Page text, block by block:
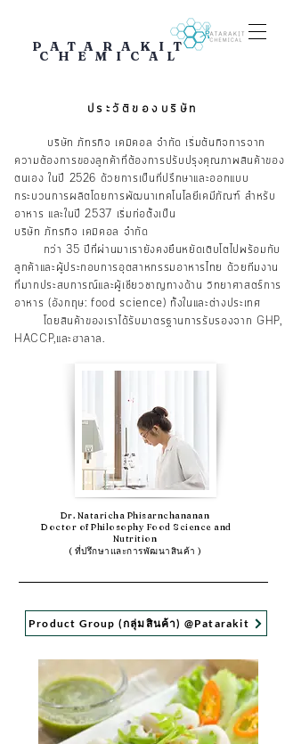
PATARAKIT
CHEMICAL
ประวัติของบริษัท
บริษัท ภัทรกิจ เคมิคอล จำกัด เริ่มต้นกิจการจาก
ความต้องการของลูกค้าที่ต้องการปรับปรุงคุณภาพสินค้าของ
ตนเอง ในปี 2526 ด้วยการเป็นที่ปรึกษาและออกแบบ
กระบวนการผลิตโดยการพัฒนาเทคโนโลยีเคมีภัณฑ์ สำหรับ
อาหาร และในปี 2537 เริ่มก่อตั้งเป็น
บริษัท ภัทรกิจ เคมิคอล จำกัด
กว่า 35 ปีที่ผ่านมาเรายังคงยืนหยัดเติบโตไปพร้อมกับ
ลูกค้าและผู้ประกอบการอุตสาหกรรมอาหารไทย ด้วยทีมงาน
ที่มากประสบการณ์และผู้เชียวชาญทางด้าน วิทยาศาสตร์การ
อาหาร (อังกฤษ: food science) ทั้งในและต่างประเทศ
โดยสินค้าของเราได้รับมาตรฐานการรับรองจาก GHP,
HACCP,และฮาลาล.
Dr. Nataricha Phisarnchananan
Doctor of Philosophy Food Science and
Nutrition
( ที่ปรึกษาและการพัฒนาสินค้า )
Product Group (กลุ่มสินค้า) @Patarakit